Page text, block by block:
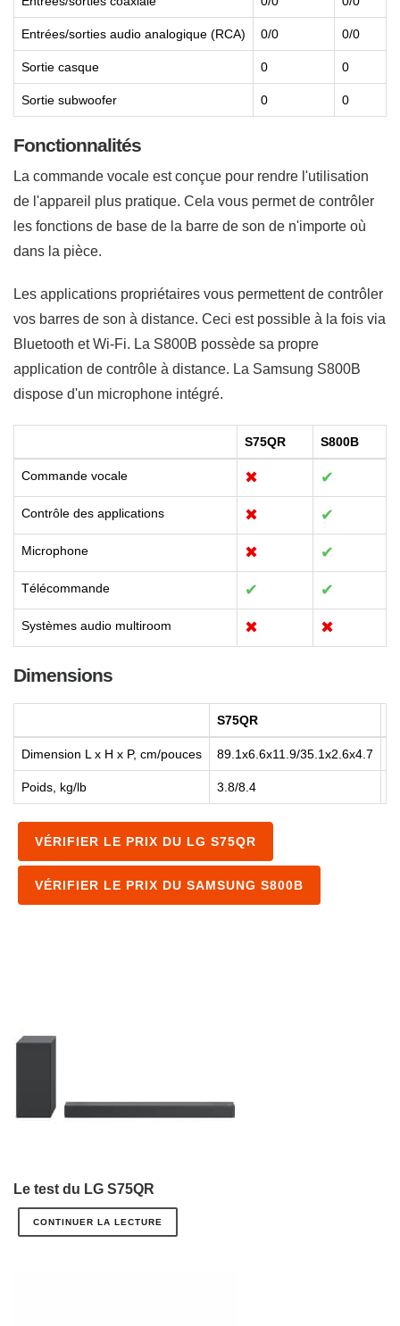
Entrées/sorties audio analogique (RCA) 0/0 0/0
Sortie casque 0 0
Sortie subwoofer 0 0
Fonctionnalités
La commande vocale est conçue pour rendre l'utilisation
de l'appareil plus pratique. Cela vous permet de contrôler
les fonctions de base de la barre de son de n'importe où
dans la pièce.
Les applications propriétaires vous permettent de contrôler
vos barres de son à distance. Ceci est possible à la fois via
Bluetooth et Wi-Fi. La S800B possède sa propre
application de contrôle à distance. La Samsung S800B
dispose d'un microphone intégré.
S75QR S800B
Commande vocale ✖ ✔
Contrôle des applications ✖ ✔
Microphone ✖ ✔
Télécommande ✔ ✔
Systèmes audio multiroom ✖ ✖
Dimensions
S75QR
Dimension L x H x P, cm/pouces 89.1x6.6x11.9/35.1x2.6x4.7
Poids, kg/lb 3.8/8.4
VÉRIFIER LE PRIX DU LG S75QR
VÉRIFIER LE PRIX DU SAMSUNG S800B
Le test du LG S75QR
CONTINUER LA LECTURE